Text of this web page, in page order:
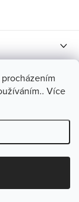
Více